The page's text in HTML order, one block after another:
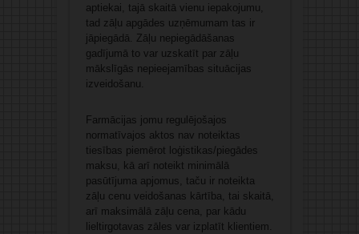
aptiekai, tajā skaitā vienu iepakojumu,
tad zāļu apgādes uzņēmumam tas ir
jāpiegādā. Zāļu nepiegādāšanas
gadījumā to var uzskatīt par zāļu
mākslīgās nepieejamības situācijas
izveidošanu.
Farmācijas jomu regulējošajos
normatīvajos aktos nav noteiktas
tiesības piemērot loģistikas/piegādes
maksu, kā arī noteikt minimālā
pasūtījuma apjomus, taču ir noteikta
zāļu cenu veidošanas kārtība, tai skaitā,
arī maksimālā zāļu cena, par kādu
lieltirgotavas zāles var izplatīt klientiem.